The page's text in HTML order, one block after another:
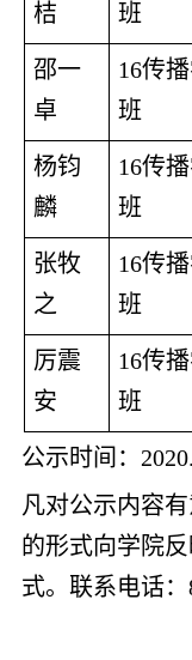
桔
班
邵一
卓
16传
班
杨钧
麟
16传
班
张牧
之
16传
班
厉震
安
16传
班
公示时间：
凡对公示内容
的形式向学院
式。联系电话：